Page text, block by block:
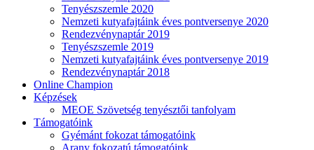
Tenyészszemle 2020
Nemzeti kutyafajtáink éves pontversenye 2020
Rendezvénynaptár 2019
Tenyészszemle 2019
Nemzeti kutyafajtáink éves pontversenye 2019
Rendezvénynaptár 2018
Online Champion
Képzések
MEOE Szövetség tenyésztői tanfolyam
Támogatóink
Gyémánt fokozat támogatóink
Arany fokozatú támogatóink